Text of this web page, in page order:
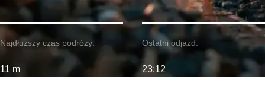
Najdłuższy czas podróży:
11 m
Ostatni odjazd:
23:12